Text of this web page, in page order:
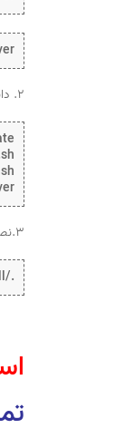
۲. دانلود و اجرای اسکریپت.
۳.نصب را اجرا کنید و دستورالعمل ها را دنبال کنید.
./codwawserver install